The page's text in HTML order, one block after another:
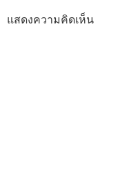
แสดงความคิดเห็น